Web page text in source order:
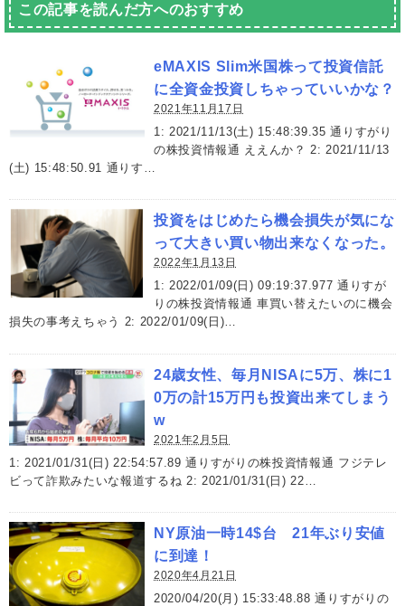
この記事を読んだ方へのおすすめ
eMAXIS Slim米国株って投資信託
に全資金投資しちゃっていいかな？
2021年11月17日
1: 2021/11/13(土) 15:48:39.35 通りすがり
の株投資情報通 ええんか？ 2: 2021/11/13
(土) 15:48:50.91 通りす…
投資をはじめたら機会損失が気にな
って大きい買い物出来なくなった。
2022年1月13日
1: 2022/01/09(日) 09:19:37.977 通りすが
りの株投資情報通 車買い替えたいのに機会
損失の事考えちゃう 2: 2022/01/09(日)…
24歳女性、毎月NISAに5万、株に1
0万の計15万円も投資出来てしまう
w
2021年2月5日
1: 2021/01/31(日) 22:54:57.89 通りすがりの株投資情報通 フジテレ
ビって詐欺みたいな報道するね 2: 2021/01/31(日) 22…
NY原油一時14$台 21年ぶり安値
に到達！
2020年4月21日
2020/04/20(月) 15:33:48.88 通りすがりの